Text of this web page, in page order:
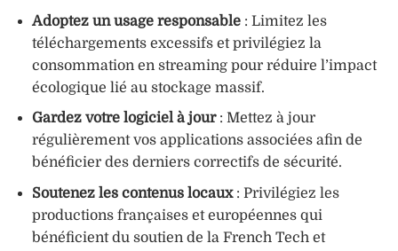
Adoptez un usage responsable: Limitez les
téléchargements excessifs et privilégiez la
consommation en streaming pour réduire l’impact
écologique lié au stockage massif.
Gardez votre logiciel à jour: Mettez à jour
régulièrement vos applications associées afin de
bénéficier des derniers correctifs de sécurité.
Soutenez les contenus locaux: Privilégiez les
productions françaises et européennes qui
bénéficient du soutien de la French Tech et